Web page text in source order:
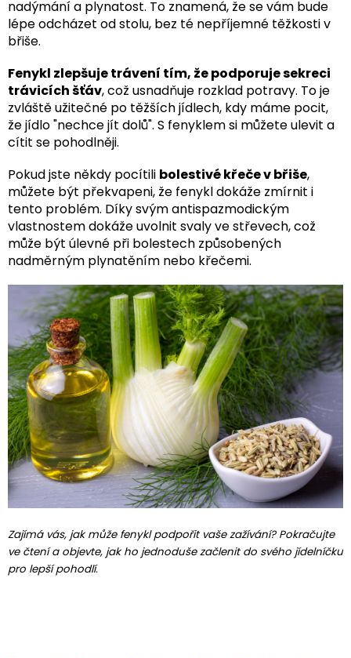
nadýmání a plynatost. To znamená, že se vám bude
lépe odcházet od stolu, bez té nepříjemné těžkosti v
břiše.
Fenykl zlepšuje trávení tím, že podporuje sekreci
trávicích šťáv, což usnadňuje rozklad potravy. To je
zvláště užitečné po těžších jídlech, kdy máme pocit,
že jídlo "nechce jít dolů". S fenyklem si můžete ulevit a
cítit se pohodlněji.
Pokud jste někdy pocítili bolestivé křeče v břiše,
můžete být překvapeni, že fenykl dokáže zmírnit i
tento problém. Díky svým antispazmodickým
vlastnostem dokáže uvolnit svaly ve střevech, což
může být úlevné při bolestech způsobených
nadměrným plynatěním nebo křečemi.
Zajímá vás, jak může fenykl podpořit vaše zažívání? Pokračujte
ve čtení a objevte, jak ho jednoduše začlenit do svého jídelníčku
pro lepší pohodlí.